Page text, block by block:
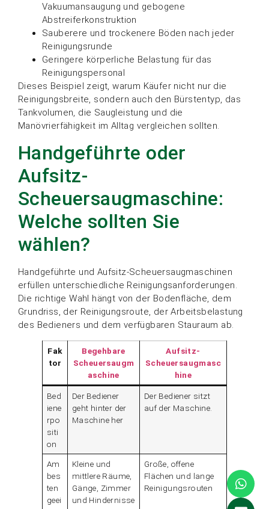
Vakuumansaugung und gebogene
Abstreiferkonstruktion
Sauberere und trockenere Böden nach jeder
Reinigungsrunde
Geringere körperliche Belastung für das
Reinigungspersonal
Dieses Beispiel zeigt, warum Käufer nicht nur die
Reinigungsbreite, sondern auch den Bürstentyp, das
Tankvolumen, die Saugleistung und die
Manövrierfähigkeit im Alltag vergleichen sollten.
Handgeführte oder
Aufsitz-
Scheuersaugmaschine:
Welche sollten Sie
wählen?
Handgeführte und Aufsitz-Scheuersaugmaschinen
erfüllen unterschiedliche Reinigungsanforderungen.
Die richtige Wahl hängt von der Bodenfläche, dem
Grundriss, der Reinigungsroute, der Arbeitsbelastung
des Bedieners und dem verfügbaren Stauraum ab.
Fak
tor
Begehbare
Scheuersaugm
aschine
Aufsitz-
Scheuersaugmasc
hine
Bed
iene
rpo
siti
on
Der Bediener
geht hinter der
Maschine her
Der Bediener sitzt
auf der Maschine.
Am
bes
ten
geei
Kleine und
mittlere Räume,
Gänge, Zimmer
und Hindernisse
Große, offene
Flächen und lange
Reinigungsrouten